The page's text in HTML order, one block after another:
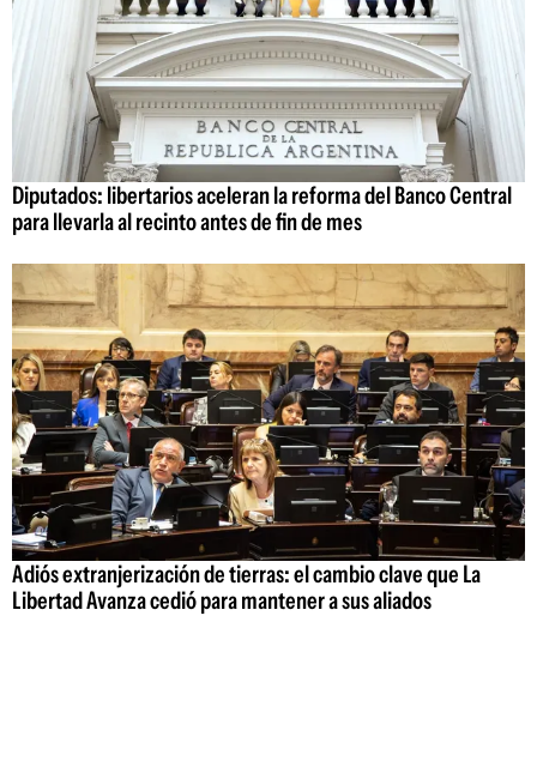
Diputados: libertarios aceleran la reforma del Banco Central
para llevarla al recinto antes de fin de mes
Adiós extranjerización de tierras: el cambio clave que La
Libertad Avanza cedió para mantener a sus aliados